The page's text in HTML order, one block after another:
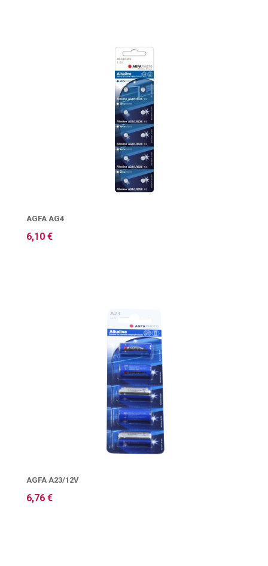
AGFA AG4
6,10 €
AGFA A23/12V
6,76 €